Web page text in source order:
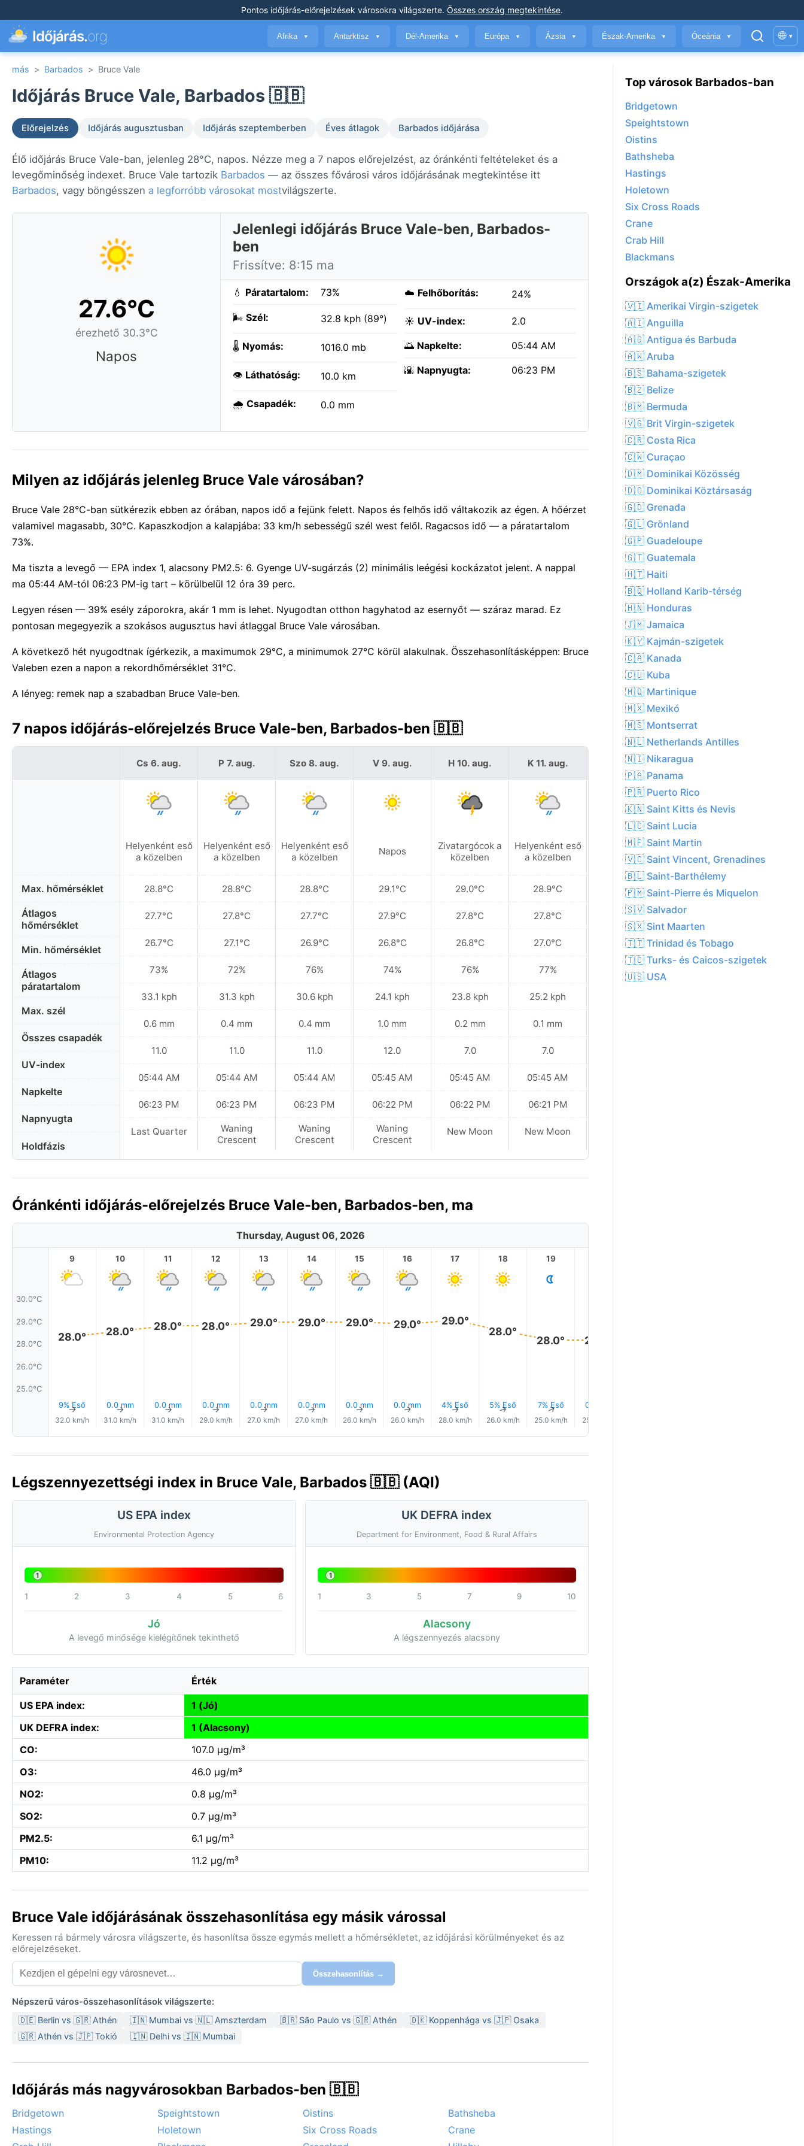
Pontos időjárás-előrejelzések városokra világszerte. Összes ország megtekintése.
Időjárás.org Afrika ▼ Antarktisz ▼ Dél-Amerika ▼ Európa ▼ Ázsia ▼ Észak-Amerika ▼ Óceánia ▼ 🌐 ▾
más > Barbados > Bruce Vale
Időjárás Bruce Vale, Barbados 🇧🇧
Előrejelzés Időjárás augusztusban Időjárás szeptemberben Éves átlagok Barbados időjárása
Élő időjárás Bruce Vale-ban, jelenleg 28°C, napos. Nézze meg a 7 napos előrejelzést, az óránkénti feltételeket és a
levegőminőség indexet. Bruce Vale tartozik Barbados — az összes fővárosi város időjárásának megtekintése itt
Barbados, vagy böngésszen a legforróbb városokat mostvilágszerte.
27.6°C
érezhető 30.3°C
Napos
Jelenlegi időjárás Bruce Vale-ben, Barbados-
ben
Frissítve: 8:15 ma
💧 Páratartalom: 73%
🌬️ Szél: 32.8 kph (89°)
🌡️ Nyomás: 1016.0 mb
👁️ Láthatóság: 10.0 km
🌧️ Csapadék: 0.0 mm
☁️ Felhőborítás: 24%
☀️ UV-index: 2.0
🌅 Napkelte: 05:44 AM
🌇 Napnyugta: 06:23 PM
Milyen az időjárás jelenleg Bruce Vale városában?
Bruce Vale 28°C-ban sütkérezik ebben az órában, napos idő a fejünk felett. Napos és felhős idő váltakozik az égen. A hőérzet
valamivel magasabb, 30°C. Kapaszkodjon a kalapjába: 33 km/h sebességű szél west felől. Ragacsos idő — a páratartalom
73%.
Ma tiszta a levegő — EPA index 1, alacsony PM2.5: 6. Gyenge UV-sugárzás (2) minimális leégési kockázatot jelent. A nappal
ma 05:44 AM-tól 06:23 PM-ig tart – körülbelül 12 óra 39 perc.
Legyen résen — 39% esély záporokra, akár 1 mm is lehet. Nyugodtan otthon hagyhatod az esernyőt — száraz marad. Ez
pontosan megegyezik a szokásos augusztus havi átlaggal Bruce Vale városában.
A következő hét nyugodtnak ígérkezik, a maximumok 29°C, a minimumok 27°C körül alakulnak. Összehasonlításképpen: Bruce
Valeben ezen a napon a rekordhőmérséklet 31°C.
A lényeg: remek nap a szabadban Bruce Vale-ben.
7 napos időjárás-előrejelzés Bruce Vale-ben, Barbados-ben 🇧🇧
Max. hőmérséklet
Átlagos
hőmérséklet
Min. hőmérséklet
Átlagos
páratartalom
Max. szél
Összes csapadék
UV-index
Napkelte
Napnyugta
Holdfázis
Cs 6. aug.
Helyenként eső
a közelben
28.8°C
27.7°C
26.7°C
73%
33.1 kph
0.6 mm
11.0
05:44 AM
06:23 PM
Last Quarter
P 7. aug.
Helyenként eső
a közelben
28.8°C
27.8°C
27.1°C
72%
31.3 kph
0.4 mm
11.0
05:44 AM
06:23 PM
Waning
Crescent
Szo 8. aug.
Helyenként eső
a közelben
28.8°C
27.7°C
26.9°C
76%
30.6 kph
0.4 mm
11.0
05:44 AM
06:23 PM
Waning
Crescent
V 9. aug.
Napos
29.1°C
27.9°C
26.8°C
74%
24.1 kph
1.0 mm
12.0
05:45 AM
06:22 PM
Waning
Crescent
H 10. aug.
Zivatargócok a
közelben
29.0°C
27.8°C
26.8°C
76%
23.8 kph
0.2 mm
7.0
05:45 AM
06:22 PM
New Moon
K 11. aug.
Helyenként eső
a közelben
28.9°C
27.8°C
27.0°C
77%
25.2 kph
0.1 mm
7.0
05:45 AM
06:21 PM
New Moon
Sze 12. aug.
Helyenként eső
a közelben
28.6°C
27.6°C
26.7°C
80%
Óránkénti időjárás-előrejelzés Bruce Vale-ben, Barbados-ben, ma
Thursday, August 06, 2026
30.0°C
29.0°C
28.0°C
26.0°C
25.0°C
9
28.0°
9% Eső
↑
32.0 km/h
10
28.0°
0.0 mm
↑
31.0 km/h
11
28.0°
0.0 mm
↑
31.0 km/h
12
28.0°
0.0 mm
↑
29.0 km/h
13
29.0°
0.0 mm
↑
27.0 km/h
14
29.0°
0.0 mm
↑
27.0 km/h
15
29.0°
0.0 mm
↑
26.0 km/h
16
29.0°
0.0 mm
↑
26.0 km/h
17
29.0°
4% Eső
↑
28.0 km/h
18
28.0°
5% Eső
↑
26.0 km/h
19
28.0°
7% Eső
↑
25.0 km/h
28.0°
0.0 mm
25.0 km/h
Légszennyezettségi index in Bruce Vale, Barbados 🇧🇧 (AQI)
US EPA index
Environmental Protection Agency
1
1 2 3 4 5 6
Jó
A levegő minősége kielégítőnek tekinthető
UK DEFRA index
Department for Environment, Food & Rural Affairs
1
1 3 5 7 9 10
Alacsony
A légszennyezés alacsony
Paraméter Érték
US EPA index:
1 (Jó)
UK DEFRA index:
1 (Alacsony)
CO:
107.0 µg/m³
O3:
46.0 µg/m³
NO2:
0.8 µg/m³
SO2:
0.7 µg/m³
PM2.5:
6.1 µg/m³
PM10:
11.2 µg/m³
Bruce Vale időjárásának összehasonlítása egy másik várossal
Keressen rá bármely városra világszerte, és hasonlítsa össze egymás mellett a hőmérsékletet, az időjárási körülményeket és az
előrejelzéseket.
Összehasonlítás →
Népszerű város-összehasonlítások világszerte:
🇩🇪 Berlin vs 🇬🇷 Athén 🇮🇳 Mumbai vs 🇳🇱 Amszterdam 🇧🇷 São Paulo vs 🇬🇷 Athén
🇩🇰 Koppenhága vs 🇯🇵 Osaka
🇬🇷 Athén vs 🇯🇵 Tokió
🇮🇳 Delhi vs 🇮🇳 Mumbai
Időjárás más nagyvárosokban Barbados-ben 🇧🇧
Bridgetown Speightstown Oistins
Bathsheba
Hastings
Holetown Six Cross Roads
Crane
Top városok Barbados-ban
Bridgetown
Speightstown
Oistins
Bathsheba
Hastings
Holetown
Six Cross Roads
Crane
Crab Hill
Blackmans
Országok a(z) Észak-Amerika
🇻🇮 Amerikai Virgin-szigetek
🇦🇮 Anguilla
🇦🇬 Antigua és Barbuda
🇦🇼 Aruba
🇧🇸 Bahama-szigetek
🇧🇿 Belize
🇧🇲 Bermuda
🇻🇬 Brit Virgin-szigetek
🇨🇷 Costa Rica
🇨🇼 Curaçao
🇩🇲 Dominikai Közösség
🇩🇴 Dominikai Köztársaság
🇬🇩 Grenada
🇬🇱 Grönland
🇬🇵 Guadeloupe
🇬🇹 Guatemala
🇭🇹 Haiti
🇧🇶 Holland Karib-térség
🇭🇳 Honduras
🇯🇲 Jamaica
🇰🇾 Kajmán-szigetek
🇨🇦 Kanada
🇨🇺 Kuba
🇲🇶 Martinique
🇲🇽 Mexikó
🇲🇸 Montserrat
🇳🇱 Netherlands Antilles
🇳🇮 Nikaragua
🇵🇦 Panama
🇵🇷 Puerto Rico
🇰🇳 Saint Kitts és Nevis
🇱🇨 Saint Lucia
🇲🇫 Saint Martin
🇻🇨 Saint Vincent, Grenadines
🇧🇱 Saint-Barthélemy
🇵🇲 Saint-Pierre és Miquelon
🇸🇻 Salvador
🇸🇽 Sint Maarten
🇹🇹 Trinidad és Tobago
🇹🇨 Turks- és Caicos-szigetek
🇺🇸 USA